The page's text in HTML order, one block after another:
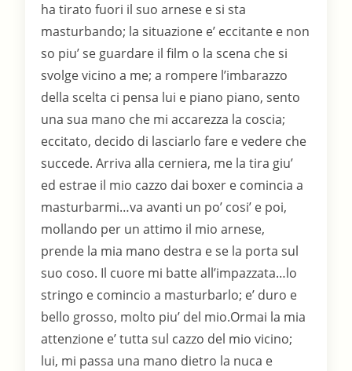
ha tirato fuori il suo arnese e si sta
masturbando; la situazione e’ eccitante e non
so piu’ se guardare il film o la scena che si
svolge vicino a me; a rompere l’imbarazzo
della scelta ci pensa lui e piano piano, sento
una sua mano che mi accarezza la coscia;
eccitato, decido di lasciarlo fare e vedere che
succede. Arriva alla cerniera, me la tira giu’
ed estrae il mio cazzo dai boxer e comincia a
masturbarmi…va avanti un po’ cosi’ e poi,
mollando per un attimo il mio arnese,
prende la mia mano destra e se la porta sul
suo coso. Il cuore mi batte all’impazzata…lo
stringo e comincio a masturbarlo; e’ duro e
bello grosso, molto piu’ del mio.Ormai la mia
attenzione e’ tutta sul cazzo del mio vicino;
lui, mi passa una mano dietro la nuca e